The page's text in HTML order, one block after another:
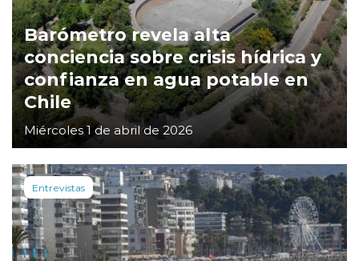
Barómetro revela alta
conciencia sobre crisis hídrica y
confianza en agua potable en
Chile
Miércoles 1 de abril de 2026
Entrevistas